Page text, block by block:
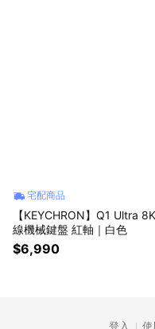
宅配商品
【KEYCHRON】Q1 Ultra
線機械鍵盤 紅軸｜白色
$6,990
登入 使